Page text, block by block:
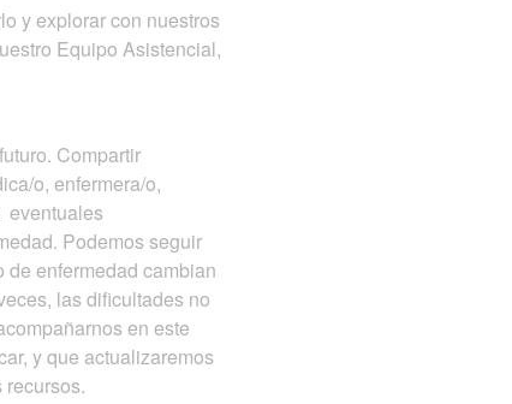
y explorar con nuestros
Equipo Asistencial,
Compartir
o, enfermera/o,
eventuales
Podemos seguir
enfermedad cambian
las dificultades no
en este
y que actualizaremos